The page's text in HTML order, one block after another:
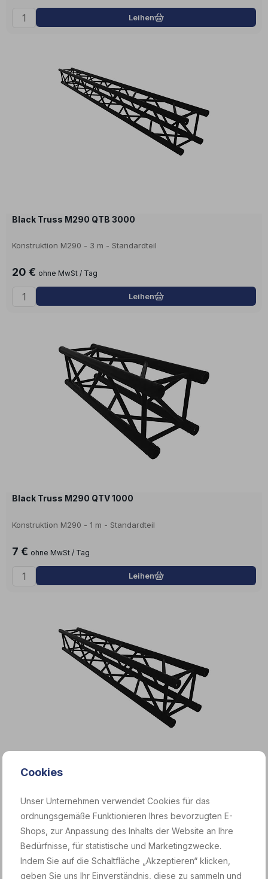
Leihen
Black Truss M290 QTB 3000
Konstruktion M290 - 3 m - Standardteil
20 € ohne MwSt / Tag
Leihen
Black Truss M290 QTV 1000
Konstruktion M290 - 1 m - Standardteil
7 € ohne MwSt / Tag
Leihen
Black Truss M290 QTV 2000
Konstruktion M290 - 2 m - Standardteil
13 €ohne MwSt / Tag
Cookies
Unser Unternehmen verwendet Cookies für das
ordnungsgemäße Funktionieren Ihres bevorzugten E-
Shops, zur Anpassung des Inhalts der Website an Ihre
Bedürfnisse, für statistische und Marketingzwecke.
Indem Sie auf die Schaltfläche „Akzeptieren“ klicken,
geben Sie uns Ihr Einverständnis, diese zu sammeln und